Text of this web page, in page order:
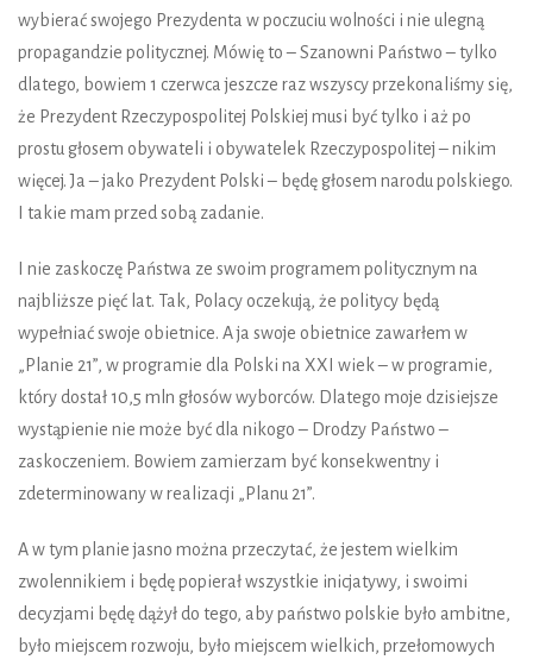
wybierać swojego Prezydenta w poczuciu wolności i nie ulegną
propagandzie politycznej. Mówię to – Szanowni Państwo – tylko
dlatego, bowiem 1 czerwca jeszcze raz wszyscy przekonaliśmy się,
że Prezydent Rzeczypospolitej Polskiej musi być tylko i aż po
prostu głosem obywateli i obywatelek Rzeczypospolitej – nikim
więcej. Ja – jako Prezydent Polski – będę głosem narodu polskiego.
I takie mam przed sobą zadanie.
I nie zaskoczę Państwa ze swoim programem politycznym na
najbliższe pięć lat. Tak, Polacy oczekują, że politycy będą
wypełniać swoje obietnice. A ja swoje obietnice zawarłem w
„Planie 21”, w programie dla Polski na XXI wiek – w programie,
który dostał 10,5 mln głosów wyborców. Dlatego moje dzisiejsze
wystąpienie nie może być dla nikogo – Drodzy Państwo –
zaskoczeniem. Bowiem zamierzam być konsekwentny i
zdeterminowany w realizacji „Planu 21”.
A w tym planie jasno można przeczytać, że jestem wielkim
zwolennikiem i będę popierał wszystkie inicjatywy, i swoimi
decyzjami będę dążył do tego, aby państwo polskie było ambitne,
było miejscem rozwoju, było miejscem wielkich, przełomowych